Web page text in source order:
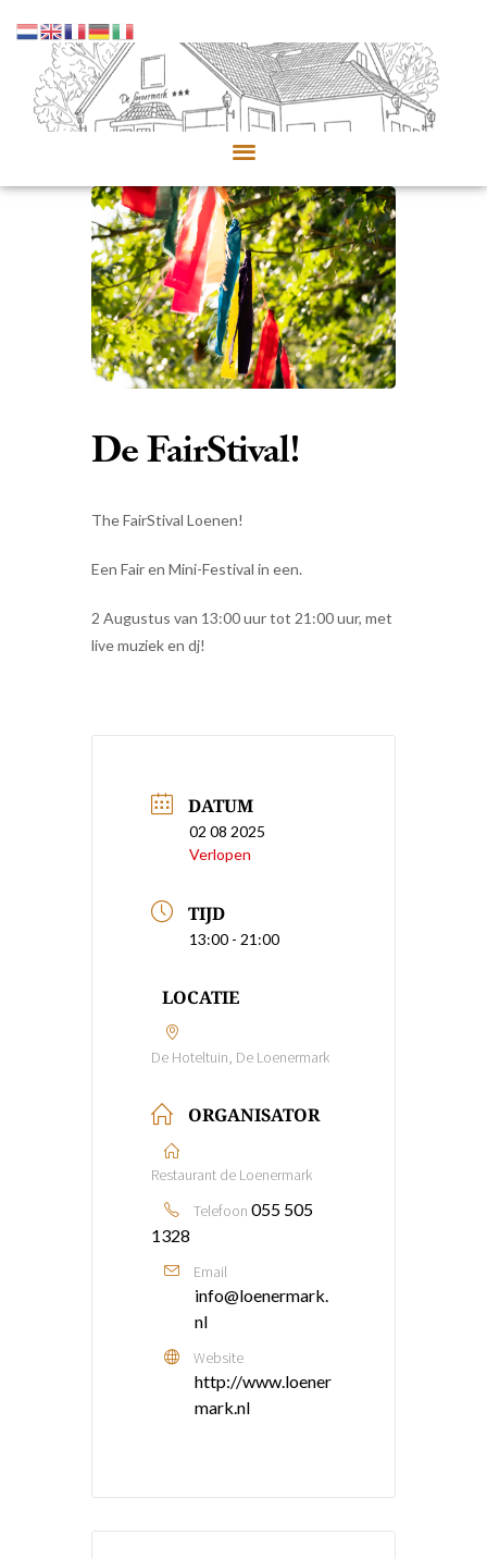
De FairStival!
The FairStival Loenen!
Een Fair en Mini-Festival in een.
2 Augustus van 13:00 uur tot 21:00 uur, met
live muziek en dj!
DATUM
02 08 2025
Verlopen
TIJD
13:00 - 21:00
LOCATIE
De Hoteltuin, De Loenermark
ORGANISATOR
Restaurant de Loenermark
Telefoon 055 505
1328
Email
info@loenermark.
nl
Website
http://www.loener
mark.nl